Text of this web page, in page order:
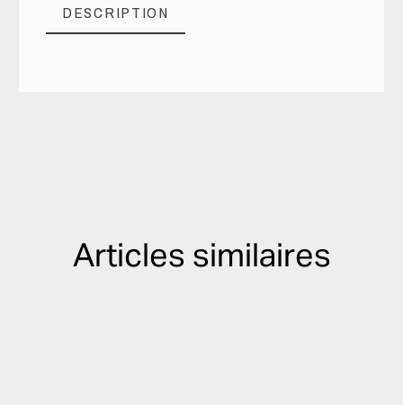
DESCRIPTION
Articles similaires